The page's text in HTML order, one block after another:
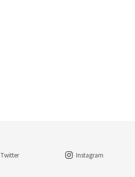
Twitter Instagram